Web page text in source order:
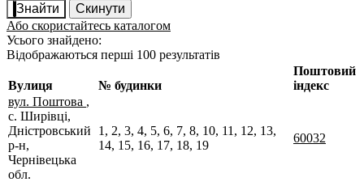
Знайти
Скинути
Або скористайтесь каталогом
Усього знайдено:
Відображаються перші 100 результатів
Вулиця № будинки
Поштовий
індекс
вул. Поштова ,
с. Ширівці,
Дністровський
р-н,
Чернівецька
обл.
1, 2, 3, 4, 5, 6, 7, 8, 10, 11, 12, 13,
14, 15, 16, 17, 18, 19
60032